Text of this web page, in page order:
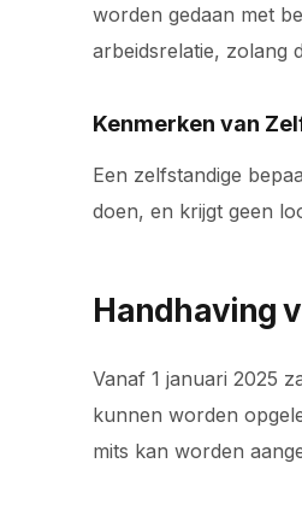
worden gedaan met
arbeidsrelatie, zolang
Kenmerken van
Een zelfstandige
doen, en krijgt geen
Handhaving
Vanaf 1 januari 2025
kunnen worden
mits kan worden